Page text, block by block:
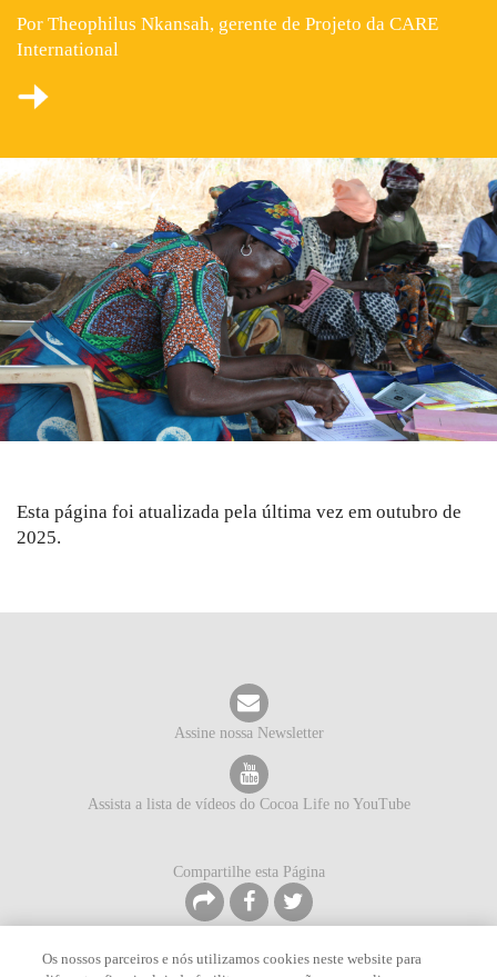
Por Theophilus Nkansah, gerente de Projeto da CARE
International
Esta página foi atualizada pela última vez em outubro de
2025.
Assine nossa Newsletter
Assista a lista de vídeos do Cocoa Life no YouTube
Compartilhe esta Página
Os nossos parceiros e nós utilizamos cookies neste website para